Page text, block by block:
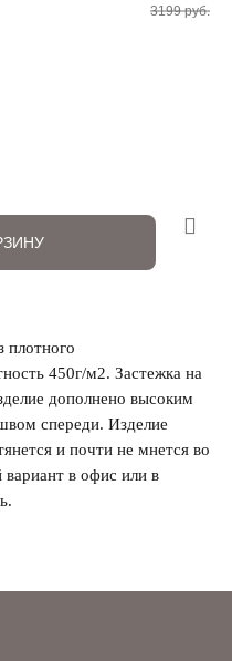
3199 руб.
плотного
450г/м2. Застежка на
дополнено высоким
спереди. Изделие
и почти не мнется во
в офис или в